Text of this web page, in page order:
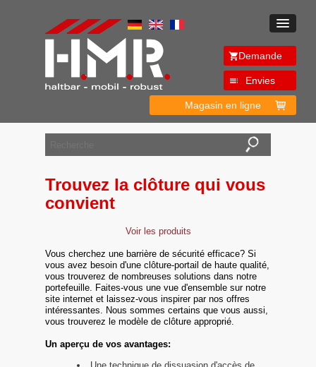
Demande
Envies
Magasin en ligne
Trouvez la clôture qui vous
convient
Voir les produits
Vous cherchez une barrière de sécurité efficace? Si
vous avez besoin d'une clôture-portail de haute qualité,
vous trouverez de nombreuses solutions dans notre
portefeuille. Faites-vous une vue d'ensemble sur notre
site internet et laissez-vous inspirer par nos offres
intéressantes. Nous sommes certains que vous aussi,
vous trouverez le modèle de clôture approprié.
Un aperçu de vos avantages: